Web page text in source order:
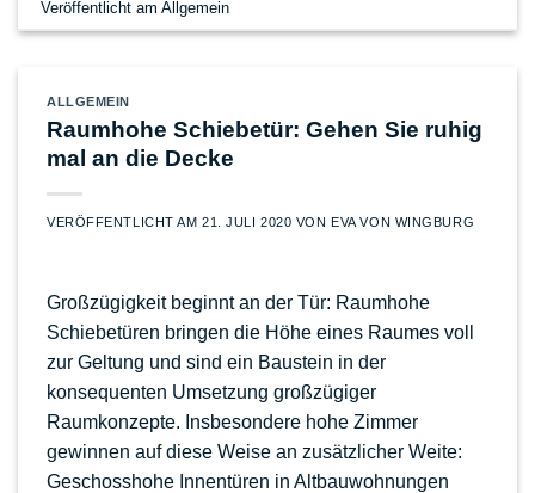
Veröffentlicht amAllgemein
ALLGEMEIN
Raumhohe Schiebetür: Gehen Sie ruhig
mal an die Decke
VERÖFFENTLICHT AM21. JULI 2020 VONEVA VON WINGBURG
Großzügigkeit beginnt an der Tür: Raumhohe
Schiebetüren bringen die Höhe eines Raumes voll
zur Geltung und sind ein Baustein in der
konsequenten Umsetzung großzügiger
Raumkonzepte. Insbesondere hohe Zimmer
gewinnen auf diese Weise an zusätzlicher Weite:
Geschosshohe Innentüren in Altbauwohnungen